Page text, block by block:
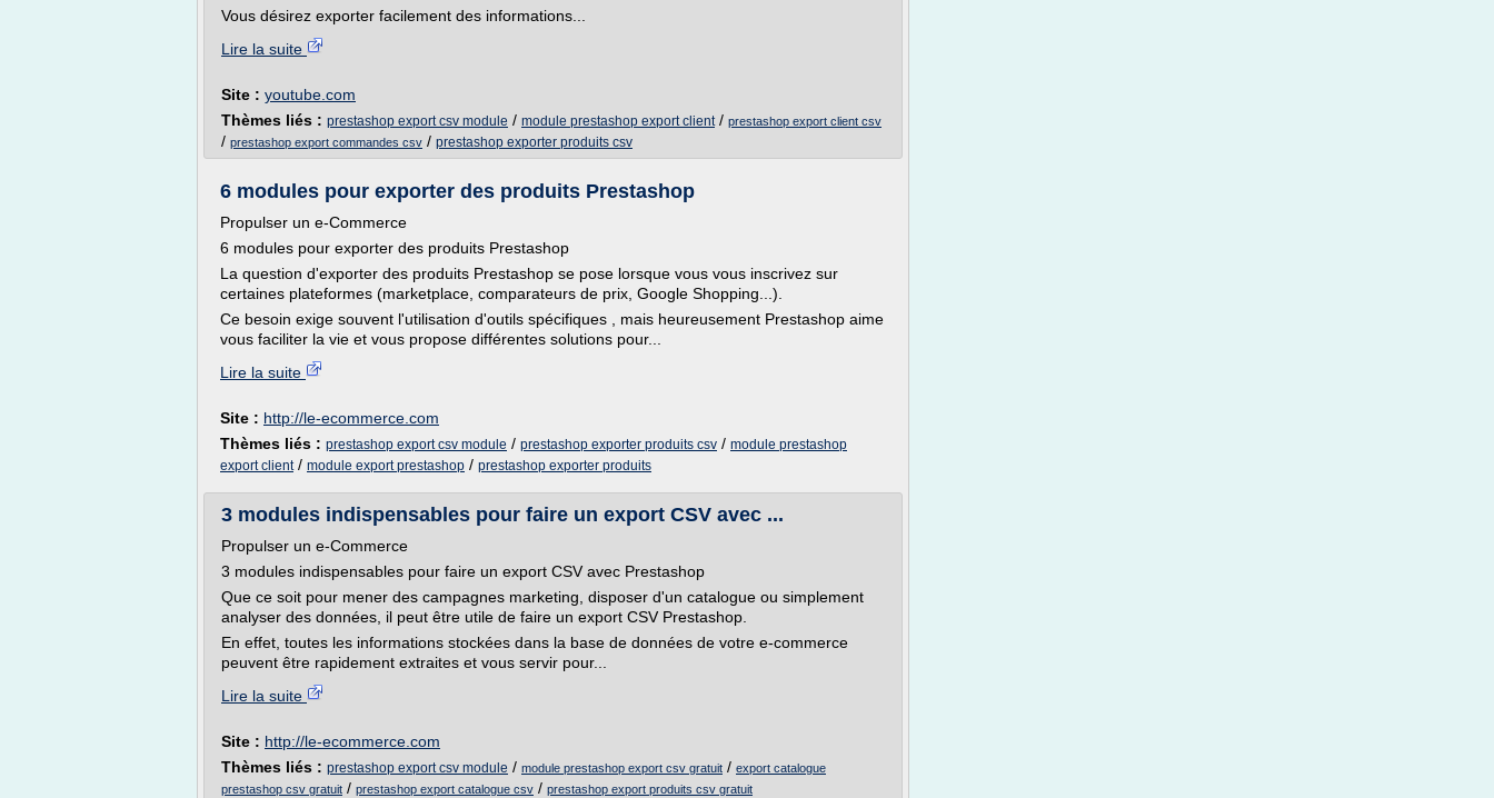
Vous désirez exporter facilement des informations...
Lire la suite
Site : youtube.com
Thèmes liés : prestashop export csv module / module prestashop export client/ prestashop export client csv
/ prestashop export commandes csv / prestashop exporter produits csv
6 modules pour exporter des produits Prestashop
Propulser un e-Commerce
6 modules pour exporter des produits Prestashop
La question d'exporter des produits Prestashop se pose lorsque vous vous inscrivez sur
certaines plateformes (marketplace, comparateurs de prix, Google Shopping...).
Ce besoin exige souvent l'utilisation d'outils spécifiques , mais heureusement Prestashop aime
vous faciliter la vie et vous propose différentes solutions pour...
Lire la suite
Site : http://le-ecommerce.com
Thèmes liés : prestashop export csv module / prestashop exporter produits csv / module prestashop
export client/ module export prestashop / prestashop exporter produits
3 modules indispensables pour faire un export CSV avec ...
Propulser un e-Commerce
3 modules indispensables pour faire un export CSV avec Prestashop
Que ce soit pour mener des campagnes marketing, disposer d'un catalogue ou simplement
analyser des données, il peut être utile de faire un export CSV Prestashop.
En effet, toutes les informations stockées dans la base de données de votre e-commerce
peuvent être rapidement extraites et vous servir pour...
Lire la suite
Site : http://le-ecommerce.com
Thèmes liés : prestashop export csv module / module prestashop export csv gratuit / export catalogue
prestashop csv gratuit / prestashop export catalogue csv / prestashop export produits csv gratuit